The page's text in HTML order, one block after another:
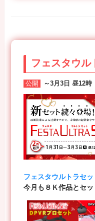
フェスタウル
公開 ～3月3日 昼12時
フェスタウルトラセ
今月も８Ｋ作品とセ